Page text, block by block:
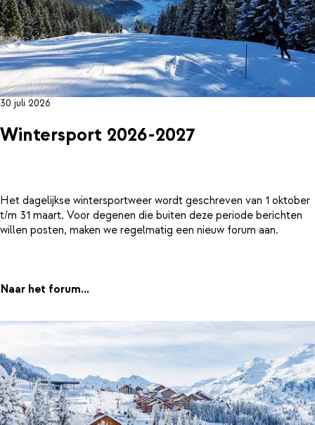
30 juli 2026
Wintersport 2026-2027
Het dagelijkse wintersportweer wordt geschreven van 1 oktober
t/m 31 maart. Voor degenen die buiten deze periode berichten
willen posten, maken we regelmatig een nieuw forum aan.
Naar het forum...